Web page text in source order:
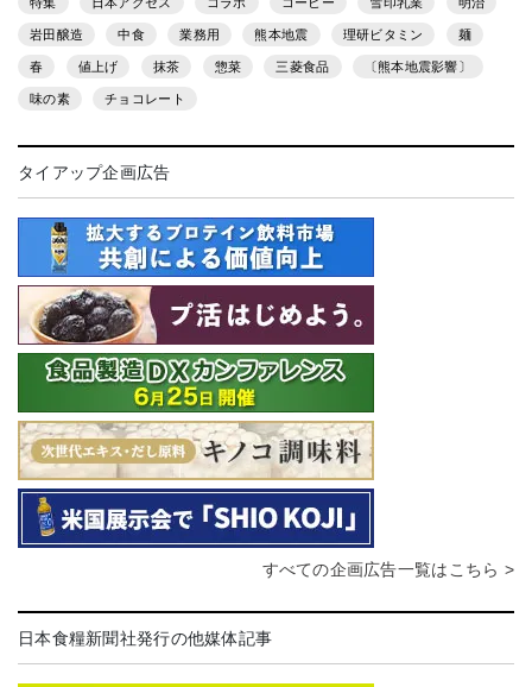
岩田醸造 中食 業務用 熊本地震 理研ビタミン 麺
春 値上げ 抹茶 惣菜 三菱食品 〔熊本地震影響〕
味の素 チョコレート
タイアップ企画広告
すべての企画広告一覧はこちら >
日本食糧新聞社発行の他媒体記事